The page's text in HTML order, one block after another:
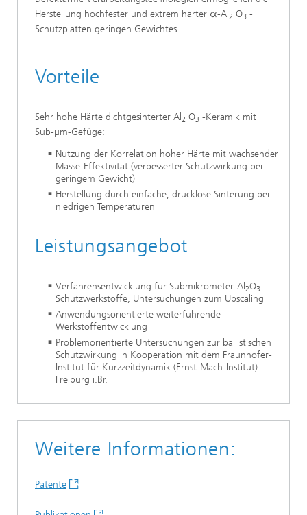
Herstellung hochfester und extrem harter α-Al 2 O3 -
Schutzplatten geringen Gewichtes.
Vorteile
Sehr hohe Härte dichtgesinterter Al 2 O3 -Keramik mit
Sub-µm-Gefüge:
Nutzung der Korrelation hoher Härte mit wachsender
Masse-Effektivität (verbesserter Schutzwirkung bei
geringem Gewicht)
Herstellung durch einfache, drucklose Sinterung bei
niedrigen Temperaturen
Leistungsangebot
Verfahrensentwicklung für Submikrometer-Al 2O3-
Schutzwerkstoffe, Untersuchungen zum Upscaling
Anwendungsorientierte weiterführende
Werkstoffentwicklung
Problemorientierte Untersuchungen zur ballistischen
Schutzwirkung in Kooperation mit dem Fraunhofer-
Institut für Kurzzeitdynamik (Ernst-Mach-Institut)
Freiburg i.Br.
Weitere Informationen:
Patente